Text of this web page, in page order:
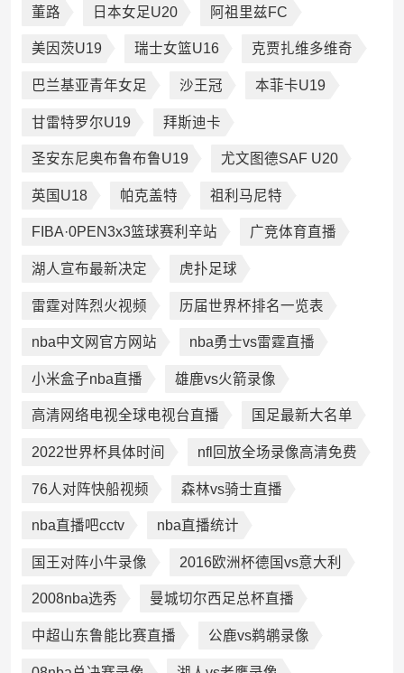
董路 日本女足U20 阿祖里兹FC
美因茨U19 瑞士女篮U16 克贾扎维多维奇
巴兰基亚青年女足 沙王冠 本菲卡U19
甘雷特罗尔U19 拜斯迪卡
圣安东尼奥布鲁布鲁U19 尤文图德SAF U20
英国U18 帕克盖特 祖利马尼特
FIBA·0PEN3x3篮球赛利辛站 广竞体育直播
湖人宣布最新决定 虎扑足球
雷霆对阵烈火视频 历届世界杯排名一览表
nba中文网官方网站 nba勇士vs雷霆直播
小米盒子nba直播 雄鹿vs火箭录像
高清网络电视全球电视台直播 国足最新大名单
2022世界杯具体时间 nfl回放全场录像高清免费
76人对阵快船视频 森林vs骑士直播
nba直播吧cctv nba直播统计
国王对阵小牛录像 2016欧洲杯德国vs意大利
2008nba选秀 曼城切尔西足总杯直播
中超山东鲁能比赛直播 公鹿vs鹈鹕录像